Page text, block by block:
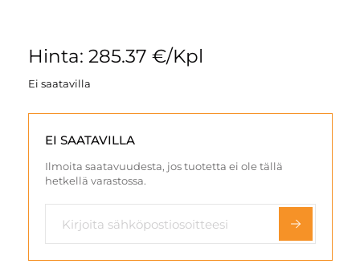
Hinta: 285.37 €/Kpl
Ei saatavilla
EI SAATAVILLA
Ilmoita saatavuudesta, jos tuotetta ei ole tällä
hetkellä varastossa.